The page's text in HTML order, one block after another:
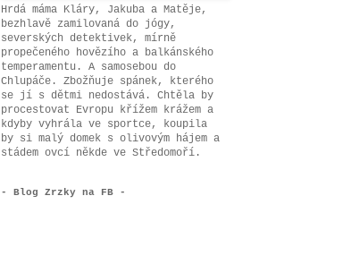
Hrdá máma Kláry, Jakuba a Matěje,
bezhlavě zamilovaná do jógy,
severských detektivek, mírně
propečeného hovězího a balkánského
temperamentu. A samosebou do
Chlupáče. Zbožňuje spánek, kterého
se jí s dětmi nedostává. Chtěla by
procestovat Evropu křížem krážem a
kdyby vyhrála ve sportce, koupila
by si malý domek s olivovým hájem a
stádem ovcí někde ve Středomoří.
- Blog Zrzky na FB -